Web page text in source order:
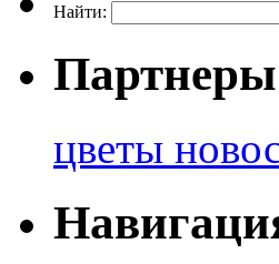
Найти:
Партнеры
цветы